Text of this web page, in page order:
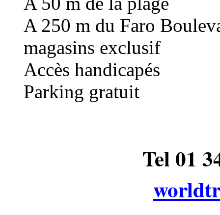
A 250 m du Faro
magasins exclusif
Accès handicapés
Parking gratuit
Tel 01